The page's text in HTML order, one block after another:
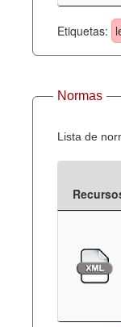
Perguntas
Contato
Etiquetas:
Normas
Lista de